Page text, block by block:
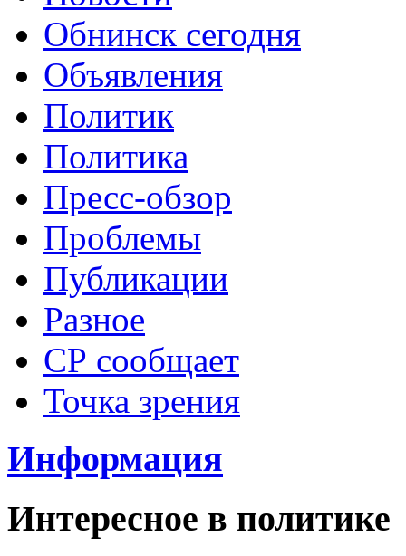
Обнинск сегодня
Объявления
Политик
Политика
Пресс-обзор
Проблемы
Публикации
Разное
СР сообщает
Точка зрения
Информация
Интересное в политике